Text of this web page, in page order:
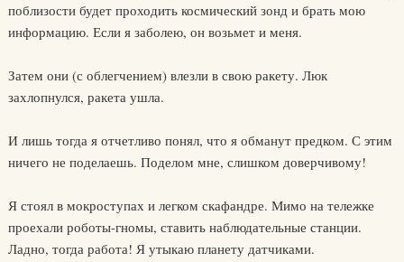
поблизости будет проходить космический зонд и брать мою
информацию. Если я заболею, он возьмет и меня.
Затем они (с облегчением) влезли в свою ракету. Люк
захлопнулся, ракета ушла.
И лишь тогда я отчетливо понял, что я обманут предком. С этим
ничего не поделаешь. Поделом мне, слишком доверчивому!
Я стоял в мокроступах и легком скафандре. Мимо на тележке
проехали роботы-гномы, ставить наблюдательные станции.
Ладно, тогда работа! Я утыкаю планету датчиками.